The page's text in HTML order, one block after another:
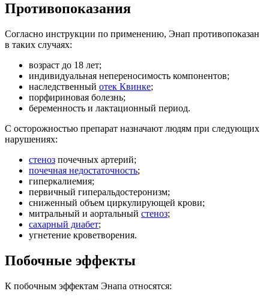
Противопоказания
Согласно инструкции по применению, Энап противопоказан
в таких случаях:
возраст до 18 лет;
индивидуальная непереносимость компонентов;
наследственный отек Квинке;
порфириновая болезнь;
беременность и лактационный период.
С осторожностью препарат назначают людям при следующих
нарушениях:
стеноз почечных артерий;
почечная недостаточность;
гиперкалиемия;
первичный гиперальдостеронизм;
сниженный объем циркулирующей крови;
митральный и аортальный стеноз;
сахарный диабет;
угнетение кроветворения.
Побочные эффекты
К побочным эффектам Энапа относятся: